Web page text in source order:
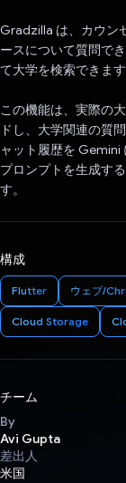
Gradzilla は、カウン
ースについて質問で
て大学を検索できます
この機能は、実際の
ドし、大学関連の質
ャット履歴を
プロンプトを生成す
す。
構成
Flutter ウェブ/
Cloud Storage
チーム
By
Avi Gupta
差出人
米国